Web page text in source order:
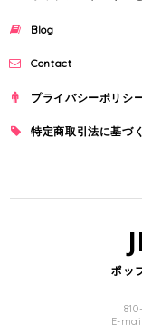
Blog
Contact
プライバシーポリシ
特定商取引法に基づ
ポッ
E-